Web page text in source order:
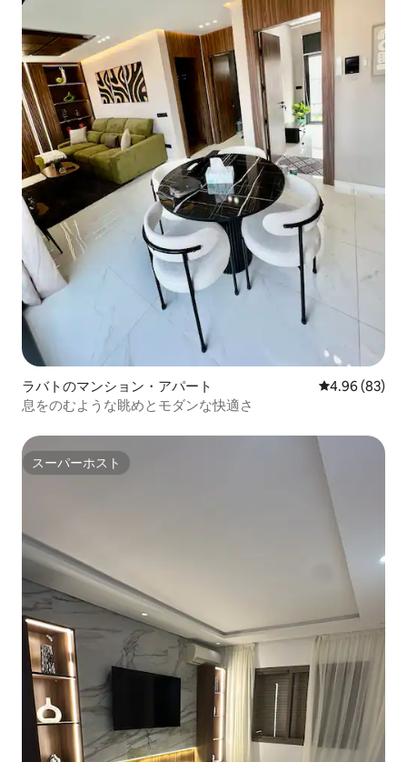
ラバトのマンション・アパート レビュー83
4.96 (83)
息をのむような眺めとモダンな快適さ
スーパーホスト
スーパーホスト